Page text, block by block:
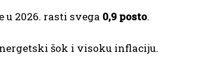
2026. rasti svega 0,9 posto.
šok i visoku inflaciju.